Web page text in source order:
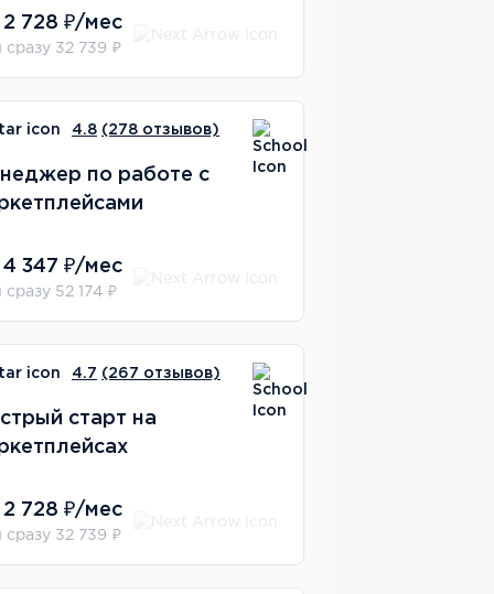
728 ₽/мес
сразу 32 739 ₽
4.8 (278 отзывов)
по работе с
347 ₽/мес
сразу 52 174 ₽
4.7 (267 отзывов)
старт на
728 ₽/мес
сразу 32 739 ₽